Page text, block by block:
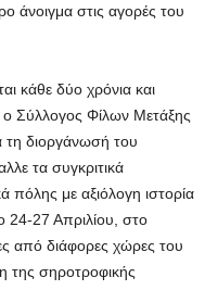
άνοιγμα στις αγορές του
κάθε δύο χρόνια και
Σύλλογος Φίλων Μετάξης
τη διοργάνωσή του
τα συγκριτικά
πόλης με αξιόλογη ιστορία
24-27 Απριλίου, στο
από διάφορες χώρες του
της σηροτροφικής